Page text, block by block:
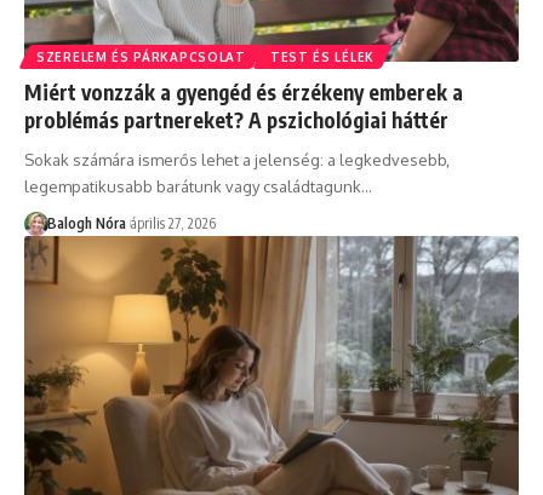
SZERELEM ÉS PÁRKAPCSOLAT TEST ÉS LÉLEK
Miért vonzzák a gyengéd és érzékeny emberek a
problémás partnereket? A pszichológiai háttér
Sokak számára ismerős lehet a jelenség: a legkedvesebb,
legempatikusabb barátunk vagy családtagunk…
Balogh Nóra április 27, 2026